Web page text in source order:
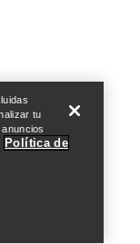
tu
Política de